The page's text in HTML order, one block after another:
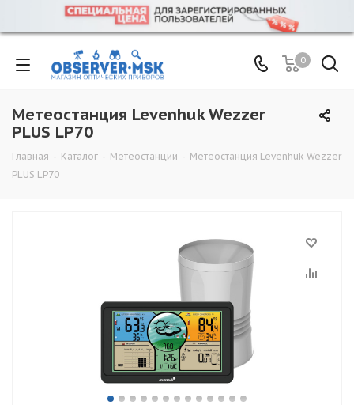
0
Метеостанция Levenhuk Wezzer
PLUS LP70
Главная - Каталог - Метеостанции - Метеостанция Levenhuk Wezzer
PLUS LP70